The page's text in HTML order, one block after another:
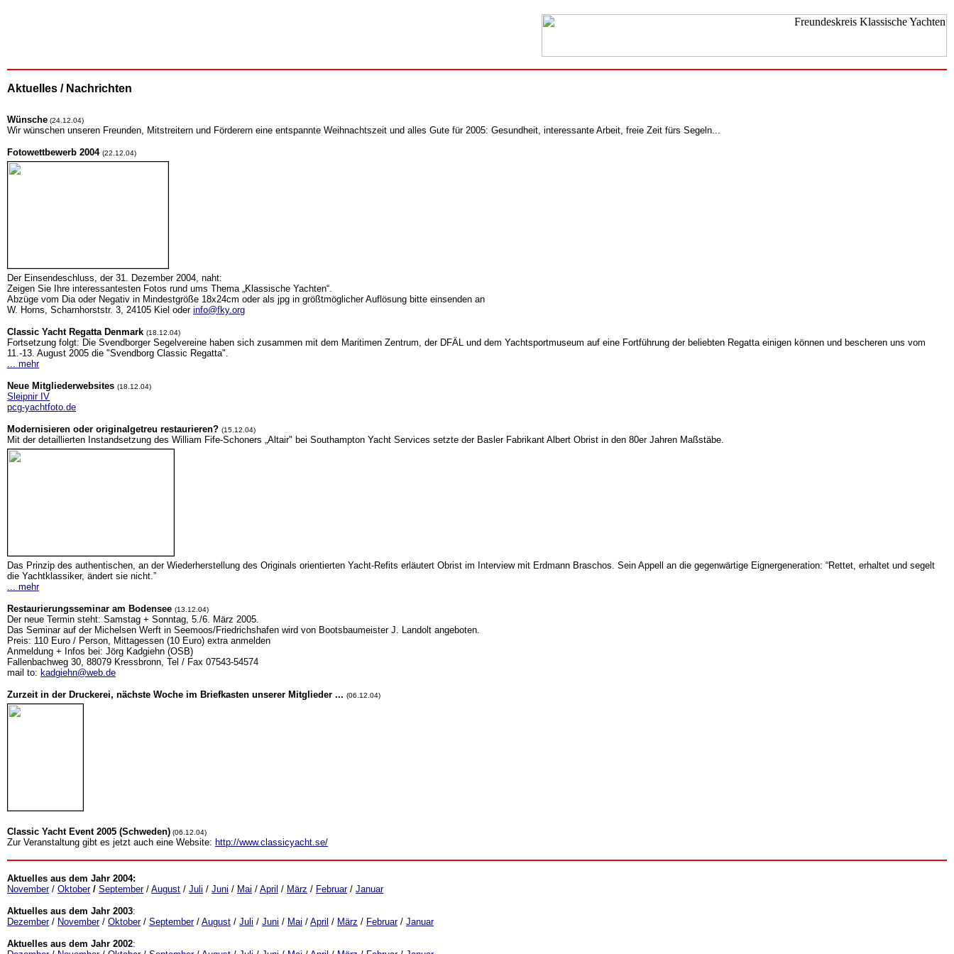
Aktuelles / Nachrichten
Wünsche (24.12.04)
Wir wünschen unseren Freunden, Mitstreitern und Förderern eine entspannte Weihnachtszeit und alles Gute für 2005: Gesundheit, interessante Arbeit, freie Zeit fürs Segeln...
Fotowettbewerb 2004 (22.12.04)
Der Einsendeschluss, der 31. Dezember 2004, naht:
Zeigen Sie Ihre interessantesten Fotos rund ums Thema „Klassische Yachten“.
Abzüge vom Dia oder Negativ in Mindestgröße 18x24cm oder als jpg in größtmöglicher Auflösung bitte einsenden an
W. Horns, Scharnhorststr. 3, 24105 Kiel oder info@fky.org
Classic Yacht Regatta Denmark (18.12.04)
Fortsetzung folgt: Die Svendborger Segelvereine haben sich zusammen mit dem Maritimen Zentrum, der DFÄL und dem Yachtsportmuseum auf eine Fortführung der beliebten Regatta einigen können und bescheren uns vom
11.-13. August 2005 die "Svendborg Classic Regatta".
... mehr
Neue Mitgliederwebsites (18.12.04)
Sleipnir IV
pcg-yachtfoto.de
Modernisieren oder originalgetreu restaurieren? (15.12.04)
Mit der detaillierten Instandsetzung des William Fife-Schoners „Altair" bei Southampton Yacht Services setzte der Basler Fabrikant Albert Obrist in den 80er Jahren Maßstäbe.
Das Prinzip des authentischen, an der Wiederherstellung des Originals orientierten Yacht-Refits erläutert Obrist im Interview mit Erdmann Braschos. Sein Appell an die gegenwärtige Eignergeneration: “Rettet, erhaltet und segelt
die Yachtklassiker, ändert sie nicht.”
... mehr
Restaurierungsseminar am Bodensee (13.12.04)
Der neue Termin steht: Samstag + Sonntag, 5./6. März 2005.
Das Seminar auf der Michelsen Werft in Seemoos/Friedrichshafen wird von Bootsbaumeister J. Landolt angeboten.
Preis: 110 Euro / Person, Mittagessen (10 Euro) extra anmelden
Anmeldung + Infos bei: Jörg Kadgiehn (OSB)
Fallenbachweg 30, 88079 Kressbronn, Tel / Fax 07543-54574
mail to: kadgiehn@web.de
Zurzeit in der Druckerei, nächste Woche im Briefkasten unserer Mitglieder ... (06.12.04)
Classic Yacht Event 2005 (Schweden) (06.12.04)
Zur Veranstaltung gibt es jetzt auch eine Website: http://www.classicyacht.se/
Aktuelles aus dem Jahr 2004:
November/ Oktober/ September/ August / Juli / Juni / Mai / April / März / Februar/ Januar
Aktuelles aus dem Jahr 2003:
Dezember/ November/ Oktober/ September/ August / Juli / Juni / Mai / April / März / Februar/ Januar
Aktuelles aus dem Jahr 2002: